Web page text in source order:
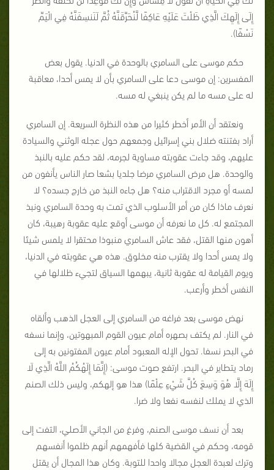
إِلَى إِلَهِكَ الَّذِي ظَلْتَ عَلَيْهِ عَاكِفًا لَّنُحَرِّقَنَّهُ ثُمَّ لَنَنسِفَنَّهُ فِي الْيَمِّ
نَسْفًا).
حكم موسى على السامري بالوحدة في الدنيا. يقول بعض
المفسرين: إن موسى دعا على السامري بأن لا يمس أحدا، معاقبة
له على مسه ما لم يكن ينبغي له مسه.
ونعتقد أن الأمر أخطر كثيرا من هذه النظرة السريعة. إن السامري
أراد بفتنته ضلال بني إسرائيل وجمعهم حول عجله الوثني والسيادة
عليهم، وقد جاءت عقوبته مساوية لجرمه، لقد حكم عليه بالنبذ
والوحدة. هل مرض السامري مرضا جلديا بشعا صار الناس يأنفون من
لمسه أو مجرد الاقتراب منه؟ هل جاءه النبذ من خارج جسده؟ لا
نعرف ماذا كان من أمر الأسلوب الذي تمت به وحدة السامري ونبذ
المجتمع له. كل ما نعرفه أن موسى أوقع عليه عقوبة رهيبة، كان
أهون منها القتل، فقد عاش السامري منبوذا محتقرا لا يلمس شيئا
ولا يمس أحدا ولا يقترب منه مخلوق. هذه هي عقوبته في الدنيا،
ويوم القيامة له عقوبة ثانية، يبهمها السياق لتجيء ظلالها في
النفس أخطر وأرعب.
نهض موسى بعد فراغه من السامري إلى العجل الذهب وألقاه
في النار. لم يكتف بصهره أمام عيون القوم المبهوتين، وإنما نسفه
في البحر نسفا. تحول الإله المعبود أمام عيون المفتونين به إلى
رماد يتطاير في البحر. ارتفع صوت موسى: (إِنَّمَا إِلَهُكُمُ اللَّهُ الَّذِي لَا
إِلَهَ إِلَّا هُوَ وَسِعَ كُلَّ شَيْءٍ عِلْمًا) هذا هو إلهكم، وليس ذلك الصنم
الذي لا يملك لنفسه نفعا ولا ضرا.
بعد أن نسف موسى الصنم، وفرغ من الجاني الأصلي، التفت إلى
قومه، وحكم في القضية كلها فأفهمهم أنهم ظلموا أنفسهم
وترك لعبدة العجل مجالا واحدا للتوبة. وكان هذا المجال أن يقتل